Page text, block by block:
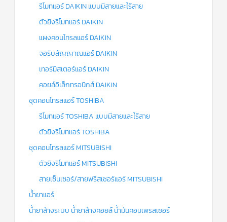
รีโมทแอร์ DAIKIN แบบมีสายและไร้สาย
ตัวยิงรีโมทแอร์ DAIKIN
แผงคอนโทรลแอร์ DAIKIN
จอรับสัญญาณแอร์ DAIKIN
เทอร์มิสเตอร์แอร์ DAIKIN
คอยล์อิเล็กทรอนิกส์ DAIKIN
ชุดคอนโทรลแอร์ TOSHIBA
รีโมทแอร์ TOSHIBA แบบมีสายและไร้สาย
ตัวยิงรีโมทแอร์ TOSHIBA
ชุดคอนโทรลแอร์ MITSUBISHI
ตัวยิงรีโมทแอร์ MITSUBISHI
สายเซ็นเซอร์/สายฟรีสเซอร์แอร์ MITSUBISHI
น้ำยาแอร์
น้ำยาล้างระบบ น้ำยาล้างคอยล์ น้ำมันคอมเพรสเซอร์